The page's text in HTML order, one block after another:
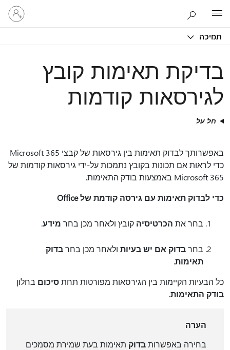
תמיכה
היכנס
לחשבון
שלך
בדיקת תאימות קובץ
לגירסאות קודמות
חל על
באפשרותך לבדוק תאימות בין גירסאות של קבצי Microsoft 365
כדי לראות אם תכונות בקובץ נתמכות על-ידי גירסאות קודמות של
Microsoft 365 באמצעות בודק התאימות.
כדי לבדוק תאימות עם גירסה קודמת של Office
בחר את הכרטיסיה קובץ ולאחר מכן בחר מידע.
בחרבדוק אם יש בעיות ולאחר מכן בחרבדוק
תאימות.
כל הבעיות הקיימות בין הגירסאות מפורטות תחתסיכום בחלון
בודק התאימות.
הערה
בחירה באפשרותבדוק תאימות בעת שמירת מסמכים